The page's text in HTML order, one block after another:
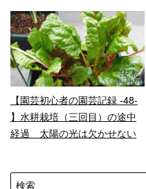
READ MORE
【園芸初心者の園芸記録 -48-
】水耕栽培（三回目）の途中
経過 太陽の光は欠かせない